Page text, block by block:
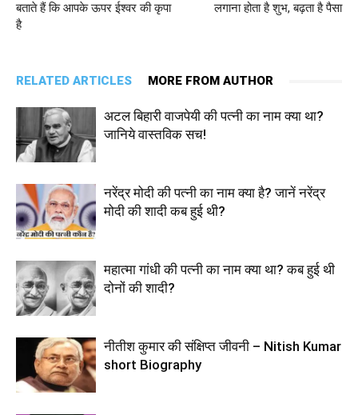
बताते हैं कि आपके ऊपर ईश्वर की कृपा
है
लगाना होता है शुभ, बढ़ता है पैसा
RELATED ARTICLES MORE FROM AUTHOR
अटल बिहारी वाजपेयी की पत्नी का नाम क्या था?
जानिये वास्तविक सच!
नरेंद्र मोदी की पत्नी का नाम क्या है? जानें नरेंद्र
मोदी की शादी कब हुई थी?
महात्मा गांधी की पत्नी का नाम क्या था? कब हुई थी
दोनों की शादी?
नीतीश कुमार की संक्षिप्त जीवनी – Nitish Kumar
short Biography